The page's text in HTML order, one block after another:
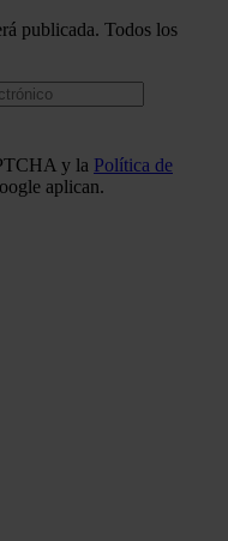
publicada. Todos los
y la Política de
aplican.